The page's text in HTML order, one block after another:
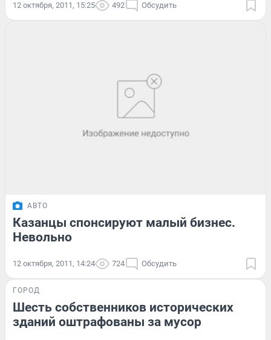
12 октября, 2011, 15:25 492 Обсудить
АВТО
Казанцы спонсируют малый бизнес.
Невольно
12 октября, 2011, 14:24 724 Обсудить
ГОРОД
Шесть собственников исторических
зданий оштрафованы за мусор